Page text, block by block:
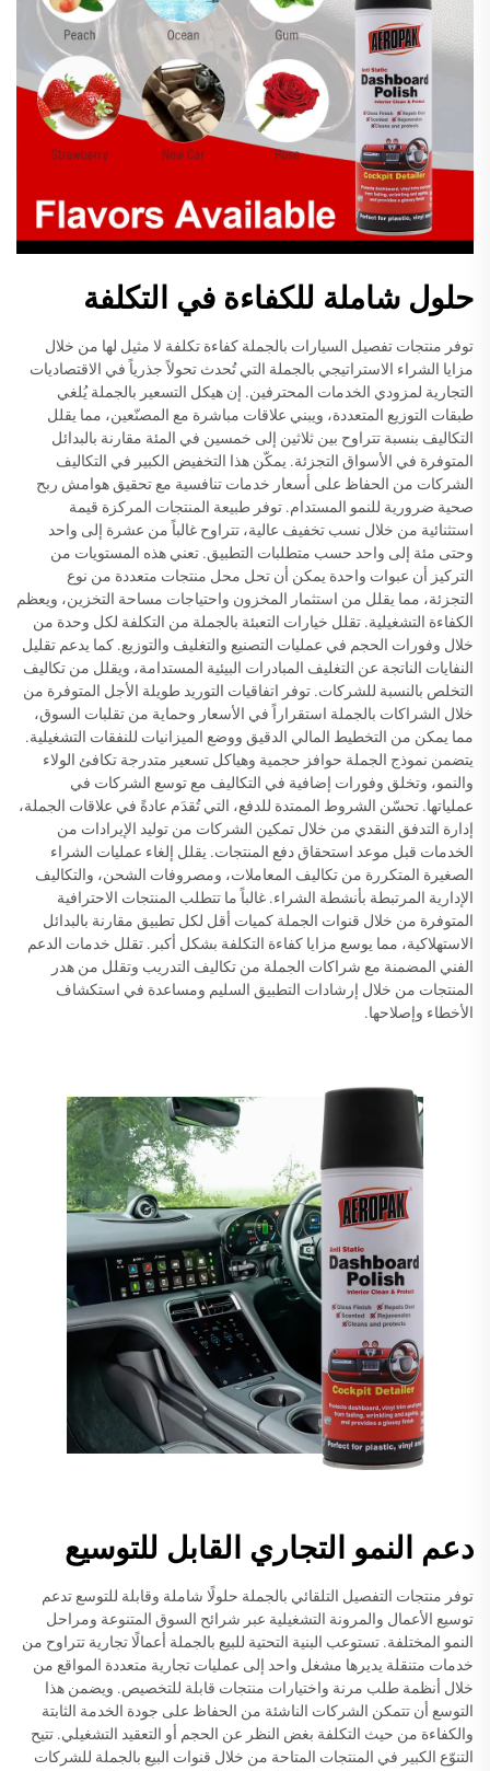
حلول شاملة للكفاءة في التكلفة
توفر منتجات تفصيل السيارات بالجملة كفاءة تكلفة لا مثيل لها من خلال
مزايا الشراء الاستراتيجي بالجملة التي تُحدث تحولاً جذرياً في الاقتصاديات
التجارية لمزودي الخدمات المحترفين. إن هيكل التسعير بالجملة يُلغي
طبقات التوزيع المتعددة، ويبني علاقات مباشرة مع المصنّعين، مما يقلل
التكاليف بنسبة تتراوح بين ثلاثين إلى خمسين في المئة مقارنة بالبدائل
المتوفرة في الأسواق التجزئة. يمكّن هذا التخفيض الكبير في التكاليف
الشركات من الحفاظ على أسعار خدمات تنافسية مع تحقيق هوامش ربح
صحية ضرورية للنمو المستدام. توفر طبيعة المنتجات المركزة قيمة
استثنائية من خلال نسب تخفيف عالية، تتراوح غالباً من عشرة إلى واحد
وحتى مئة إلى واحد حسب متطلبات التطبيق. تعني هذه المستويات من
التركيز أن عبوات واحدة يمكن أن تحل محل منتجات متعددة من نوع
التجزئة، مما يقلل من استثمار المخزون واحتياجات مساحة التخزين، ويعظم
الكفاءة التشغيلية. تقلل خيارات التعبئة بالجملة من التكلفة لكل وحدة من
خلال وفورات الحجم في عمليات التصنيع والتغليف والتوزيع. كما يدعم تقليل
النفايات الناتجة عن التغليف المبادرات البيئية المستدامة، ويقلل من تكاليف
التخلص بالنسبة للشركات. توفر اتفاقيات التوريد طويلة الأجل المتوفرة من
خلال الشراكات بالجملة استقراراً في الأسعار وحماية من تقلبات السوق،
مما يمكن من التخطيط المالي الدقيق ووضع الميزانيات للنفقات التشغيلية.
يتضمن نموذج الجملة حوافز حجمية وهياكل تسعير متدرجة تكافئ الولاء
والنمو، وتخلق وفورات إضافية في التكاليف مع توسع الشركات في
عملياتها. تحسّن الشروط الممتدة للدفع، التي تُقدَم عادةً في علاقات الجملة،
إدارة التدفق النقدي من خلال تمكين الشركات من توليد الإيرادات من
الخدمات قبل موعد استحقاق دفع المنتجات. يقلل إلغاء عمليات الشراء
الصغيرة المتكررة من تكاليف المعاملات، ومصروفات الشحن، والتكاليف
الإدارية المرتبطة بأنشطة الشراء. غالباً ما تتطلب المنتجات الاحترافية
المتوفرة من خلال قنوات الجملة كميات أقل لكل تطبيق مقارنة بالبدائل
الاستهلاكية، مما يوسع مزايا كفاءة التكلفة بشكل أكبر. تقلل خدمات الدعم
الفني المضمنة مع شراكات الجملة من تكاليف التدريب وتقلل من هدر
المنتجات من خلال إرشادات التطبيق السليم ومساعدة في استكشاف
الأخطاء وإصلاحها.
دعم النمو التجاري القابل للتوسيع
توفر منتجات التفصيل التلقائي بالجملة حلولًا شاملة وقابلة للتوسع تدعم
توسيع الأعمال والمرونة التشغيلية عبر شرائح السوق المتنوعة ومراحل
النمو المختلفة. تستوعب البنية التحتية للبيع بالجملة أعمالًا تجارية تتراوح من
خدمات متنقلة يديرها مشغل واحد إلى عمليات تجارية متعددة المواقع من
خلال أنظمة طلب مرنة واختيارات منتجات قابلة للتخصيص. ويضمن هذا
التوسع أن تتمكن الشركات الناشئة من الحفاظ على جودة الخدمة الثابتة
والكفاءة من حيث التكلفة بغض النظر عن الحجم أو التعقيد التشغيلي. تتيح
التنوّع الكبير في المنتجات المتاحة من خلال قنوات البيع بالجملة للشركات